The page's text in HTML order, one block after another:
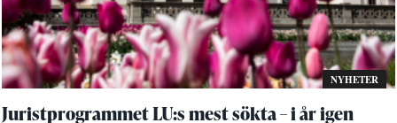
NYHETER
Juristprogrammet LU:s mest sökta – i år igen